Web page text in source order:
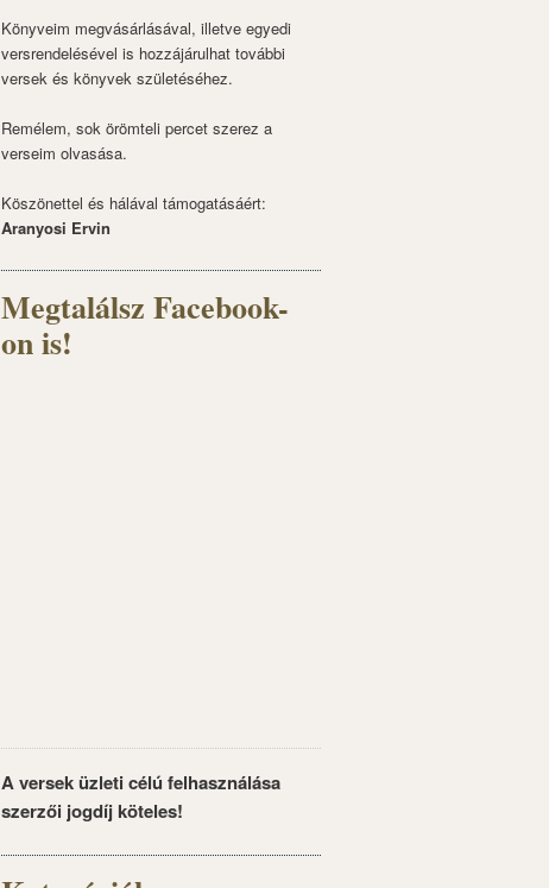
Könyveim megvásárlásával, illetve egyedi
versrendelésével is hozzájárulhat további
versek és könyvek születéséhez.
Remélem, sok örömteli percet szerez a
verseim olvasása.
Köszönettel és hálával támogatásáért:
Aranyosi Ervin
Megtalálsz Facebook-
on is!
A versek üzleti célú felhasználása
szerzői jogdíj köteles!